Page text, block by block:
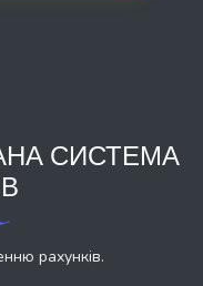
СИСТЕМА
рахунків.